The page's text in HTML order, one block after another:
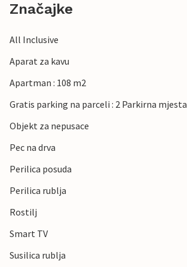
Značajke
All Inclusive
Aparat za kavu
Apartman : 108 m2
Gratis parking na parceli : 2 Parkirna mjesta
Objekt za nepusace
Pec na drva
Perilica posuda
Perilica rublja
Rostilj
Smart TV
Susilica rublja